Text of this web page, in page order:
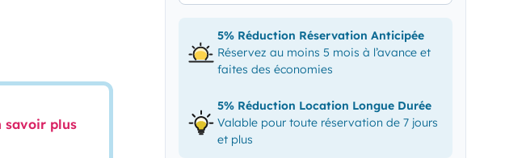
savoir plus
5% Réduction Réservation Anticipée
Réservez au moins 5 mois à l’avance et
faites des économies
5% Réduction Location Longue Durée
Valable pour toute réservation de 7 jours
et plus